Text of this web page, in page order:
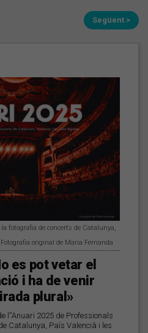
Següent >
fotografia de concerts de Catalunya,
original de Maria Fernanda
es pot vetar el
i ha de venir
plural»
l''Anuari 2025 de Professionals
Catalunya, País Valencià i les